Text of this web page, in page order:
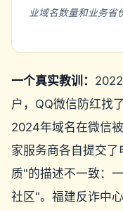
业域名数量和业务省
一个真实教训：
户，QQ微信防红找
2024年域名在微信
家服务商各自提交
质"的描述不一致：
社区"。福建反诈中